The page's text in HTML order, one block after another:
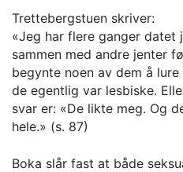
Trettebergstuen skriver:
«Jeg har flere ganger
sammen med andre jenter
begynte noen av dem å
de egentlig var lesbiske.
svar er: «De likte meg. Og
hele.» (s. 87)
Boka slår fast at både